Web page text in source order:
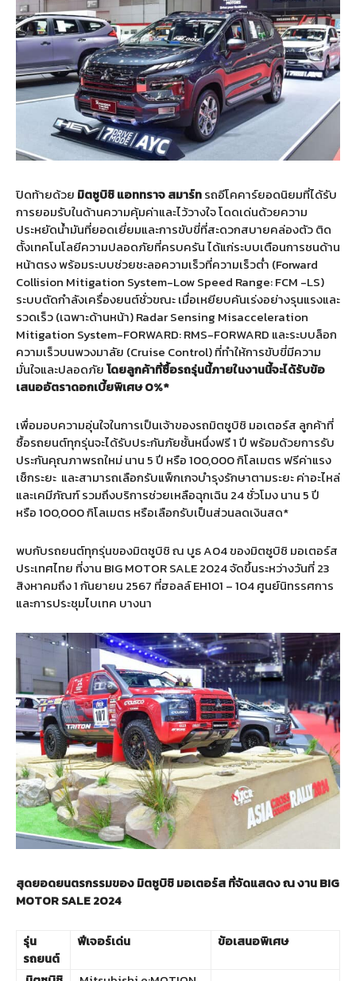
ปิดท้ายด้วย มิตซูบิชิแอททราจสมาร์ทรถอีโคคาร์ยอดนิยมที่ได้รับ
การยอมรับในด้านความคุ้มค่าและไว้วางใจ โดดเด่นด้วยความ
ประหยัดน้ำมันที่ยอดเยี่ยมและการขับขี่ที่สะดวกสบายคล่องตัว ติด
ตั้งเทคโนโลยีความปลอดภัยที่ครบครัน ได้แก่ระบบเตือนการชนด้าน
หน้าตรง พร้อมระบบช่วยชะลอความเร็วที่ความเร็วต่ำ (Forward
Collision Mitigation System-Low Speed Range: FCM -LS)
ระบบตัดกำลังเครื่องยนต์ชั่วขณะ เมื่อเหยียบคันเร่งอย่างรุนแรงและ
รวดเร็ว (เฉพาะด้านหน้า) Radar Sensing Misacceleration
Mitigation System-FORWARD: RMS-FORWARD และระบบล็อก
ความเร็วบนพวงมาลัย (Cruise Control) ที่ทำให้การขับขี่มีความ
มั่นใจและปลอดภัยโดยลูกค้าที่ซื้อรถรุ่นนี้ภายในงานนี้จะได้รับข้อ
เสนออัตราดอกเบี้ยพิเศษ0%*
เพื่อมอบความอุ่นใจในการเป็นเจ้าของรถมิตซูบิชิ มอเตอร์ส ลูกค้าที่
ซื้อรถยนต์ทุกรุ่นจะได้รับประกันภัยชั้นหนึ่งฟรี 1 ปี พร้อมด้วยการรับ
ประกันคุณภาพรถใหม่ นาน 5 ปี หรือ 100,000 กิโลเมตร ฟรีค่าแรง
เช็กระยะ และสามารถเลือกรับแพ็กเกจบำรุงรักษาตามระยะ ค่าอะไหล่
และเคมีภัณฑ์ รวมถึงบริการช่วยเหลือฉุกเฉิน 24 ชั่วโมง นาน 5 ปี
หรือ 100,000 กิโลเมตร หรือเลือกรับเป็นส่วนลดเงินสด*
พบกับรถยนต์ทุกรุ่นของมิตซูบิชิ ณ บูธ A04 ของมิตซูบิชิ มอเตอร์ส
ประเทศไทย ที่งาน BIG MOTOR SALE 2024 จัดขึ้นระหว่างวันที่ 23
สิงหาคมถึง 1 กันยายน 2567 ที่ฮอลล์ EH101 – 104 ศูนย์นิทรรศการ
และการประชุมไบเทค บางนา
สุดยอดยนตรกรรมของมิตซูบิชิมอเตอร์สที่จัดแสดงณงานBIG
MOTOR SALE 2024
รุ่น
รถยนต์
ฟีเจอร์เด่น ข้อเสนอพิเศษ